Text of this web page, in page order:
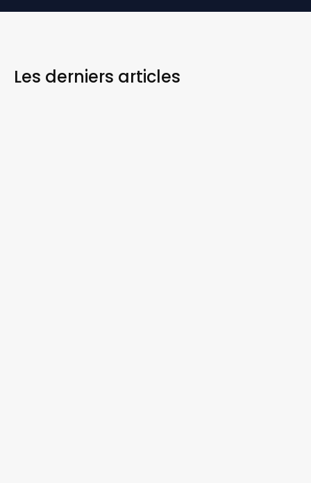
Les derniers articles